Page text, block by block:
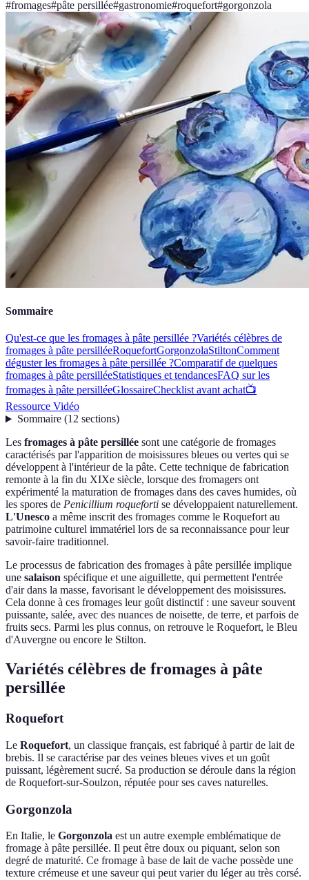
#fromages#pâte persillée#gastronomie#roquefort#gorgonzola
Sommaire
Qu'est-ce que les fromages à pâte persillée ?Variétés célèbres de
fromages à pâte persilléeRoquefortGorgonzolaStiltonComment
déguster les fromages à pâte persillée ?Comparatif de quelques
fromages à pâte persilléeStatistiques et tendancesFAQ sur les
fromages à pâte persilléeGlossaireChecklist avant achat📺
Ressource Vidéo
Sommaire(12 sections)
Les fromages à pâte persillée sont une catégorie de fromages
caractérisés par l'apparition de moisissures bleues ou vertes qui se
développent à l'intérieur de la pâte. Cette technique de fabrication
remonte à la fin du XIXe siècle, lorsque des fromagers ont
expérimenté la maturation de fromages dans des caves humides, où
les spores de Penicillium roqueforti se développaient naturellement.
L'Unesco a même inscrit des fromages comme le Roquefort au
patrimoine culturel immatériel lors de sa reconnaissance pour leur
savoir-faire traditionnel.
Le processus de fabrication des fromages à pâte persillée implique
une salaison spécifique et une aiguillette, qui permettent l'entrée
d'air dans la masse, favorisant le développement des moisissures.
Cela donne à ces fromages leur goût distinctif : une saveur souvent
puissante, salée, avec des nuances de noisette, de terre, et parfois de
fruits secs. Parmi les plus connus, on retrouve le Roquefort, le Bleu
d'Auvergne ou encore le Stilton.
Variétés célèbres de fromages à pâte
persillée
Roquefort
Le Roquefort, un classique français, est fabriqué à partir de lait de
brebis. Il se caractérise par des veines bleues vives et un goût
puissant, légèrement sucré. Sa production se déroule dans la région
de Roquefort-sur-Soulzon, réputée pour ses caves naturelles.
Gorgonzola
En Italie, le Gorgonzola est un autre exemple emblématique de
fromage à pâte persillée. Il peut être doux ou piquant, selon son
degré de maturité. Ce fromage à base de lait de vache possède une
texture crémeuse et une saveur qui peut varier du léger au très corsé.